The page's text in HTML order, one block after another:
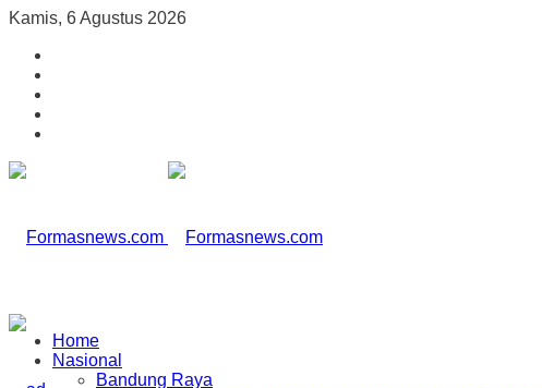
Kamis, 6 Agustus 2026
Home
Nasional
Bandung Raya